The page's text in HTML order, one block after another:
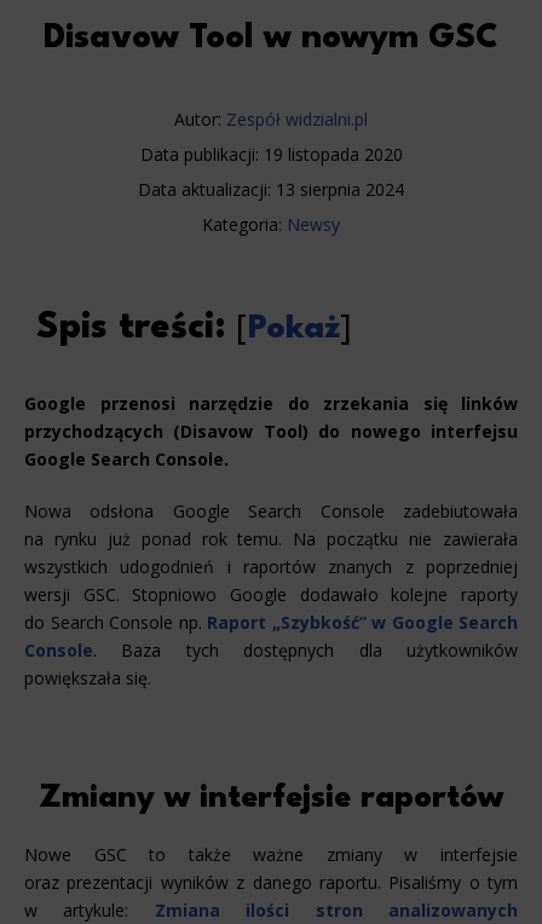
Disavow Tool w nowym GSC
Autor: Zespół widzialni.pl
Data publikacji: 19 listopada 2020
Data aktualizacji: 13 sierpnia 2024
Kategoria: Newsy
Spis treści: Pokaż
Google przenosi narzędzie do zrzekania się linków
przychodzących (Disavow Tool) do nowego interfejsu
Google Search Console.
Nowa odsłona Google Search Console zadebiutowała
na rynku już ponad rok temu. Na początku nie zawierała
wszystkich udogodnień i raportów znanych z poprzedniej
wersji GSC. Stopniowo Google dodawało kolejne raporty
do Search Console np. Raport „Szybkość” w Google Search
Console. Baza tych dostępnych dla użytkowników
powiększała się.
Zmiany w interfejsie raportów
Nowe GSC to także ważne zmiany w interfejsie
oraz prezentacji wyników z danego raportu. Pisaliśmy o tym
w artykule: Zmiana ilości stron analizowanych